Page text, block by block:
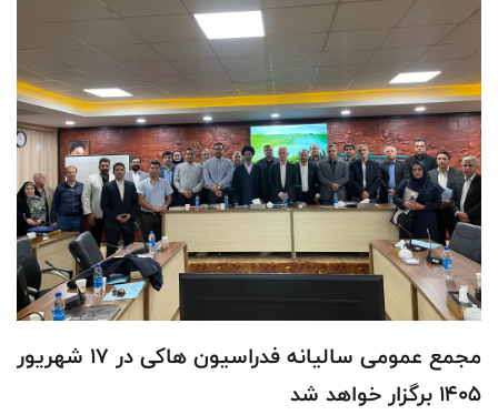
مجمع عمومی سالیانه فدراسیون هاکی در ۱۷ شهریور
۱۴۰۵ برگزار خواهد شد